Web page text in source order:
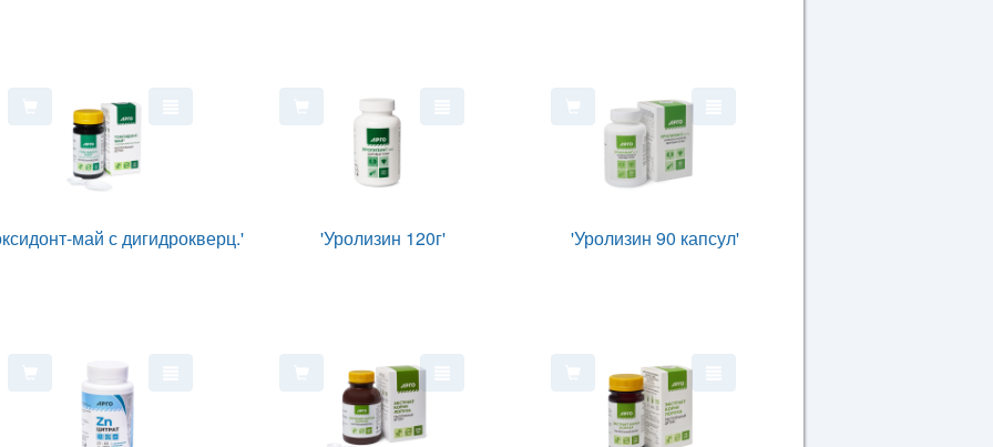
май с дигидрокверц.' 'Уролизин 120г' 'Уролизин 90 капсул'